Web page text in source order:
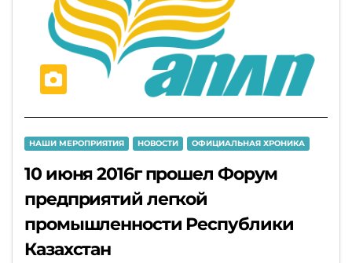
НАШИ МЕРОПРИЯТИЯ НОВОСТИ ОФИЦИАЛЬНАЯ ХРОНИКА
10 июня 2016г прошел Форум
предприятий легкой
промышленности Республики
Казахстан